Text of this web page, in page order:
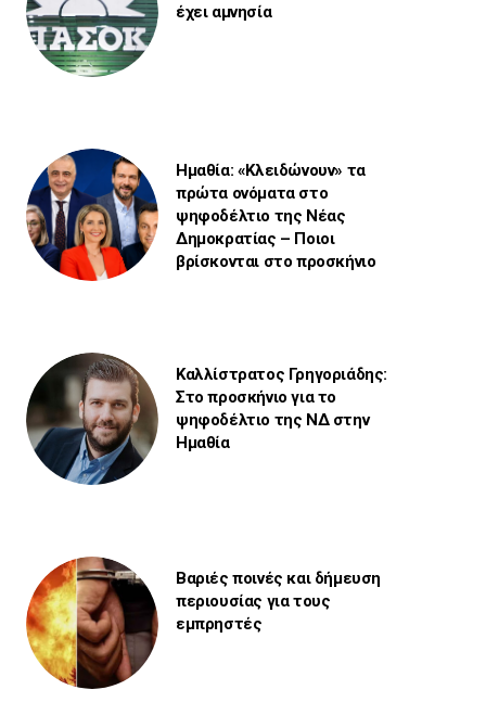
έχει αμνησία
Ημαθία: «Κλειδώνουν» τα
πρώτα ονόματα στο
ψηφοδέλτιο της Νέας
Δημοκρατίας – Ποιοι
βρίσκονται στο προσκήνιο
Καλλίστρατος Γρηγοριάδης:
Στο προσκήνιο για το
ψηφοδέλτιο της ΝΔ στην
Ημαθία
Βαριές ποινές και δήμευση
περιουσίας για τους
εμπρηστές